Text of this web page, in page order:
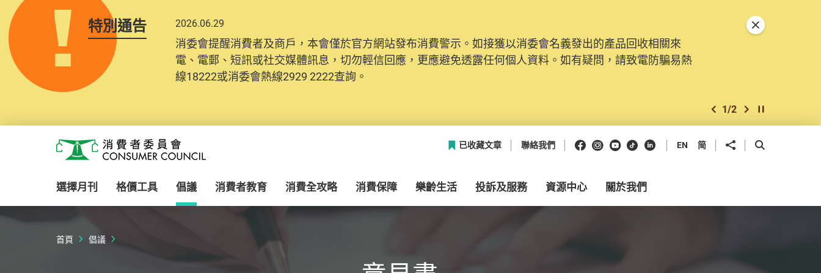
特別通告 2026.06.29
消委會提醒消費者及商戶，本會僅於官方網站發布消費警示。如接獲以消委會名義發出的產品回收相關來
電、電郵、短訊或社交媒體訊息，切勿輕信回應，更應避免透露任何個人資料。如有疑問，請致電防騙易熱
線18222或消委會熱線2929 2222查詢。
上一個
1/2 下一個開始/暫停幻燈
關閉特別通告
消費者委員會
已收藏文章 聯絡我們 Facebook
Instagram
Youtube
抖音領英 EN 简 分享到 開啟搜尋框
選擇月刊 格價工具 倡議 消費者教育 消費全攻略 消費保障 樂齡生活 投訴及服務 資源中心 關於我們
首頁 倡議